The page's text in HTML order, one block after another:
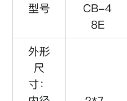
型号
CB-4
8E
外形
尺
寸：